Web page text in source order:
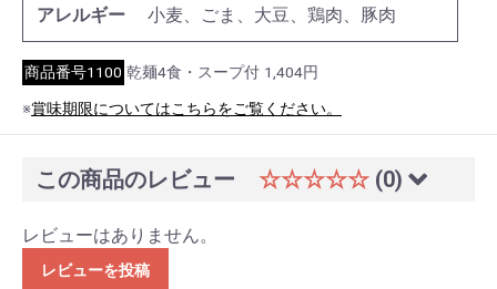
アレルギー
小麦、ごま、大豆、鶏肉、豚肉
商品番号1100 乾麺4食・スープ付 1,404円
※賞味期限についてはこちらをご覧ください。
この商品のレビュー ☆☆☆☆☆ (0)
レビューはありません。
レビューを投稿